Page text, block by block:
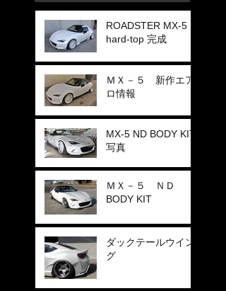
ROADSTER MX-5
hard-top 完成
ＭＸ－５ 新作エア
ロ情報
MX-5 ND BODY KIT
写真
ＭＸ－５ ＮＤ
BODY KIT
ダックテールウイン
グ